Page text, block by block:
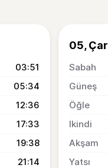
03:51
05:34
12:36
17:33
19:38
21:14
05, Çar